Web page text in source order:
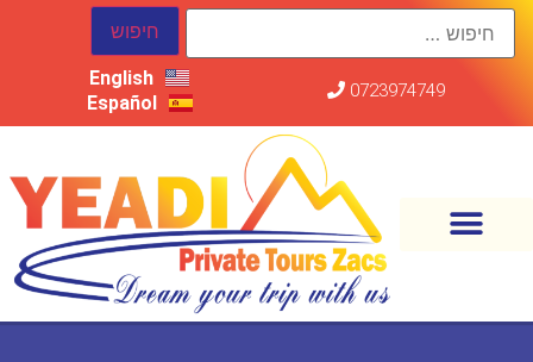
0723974749
English
Español